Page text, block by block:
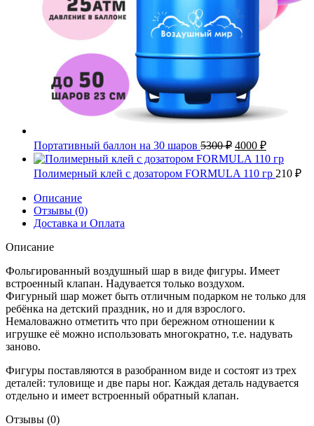
Портативный баллон на 30 шаров 5300₽ Первоначальная
цена
составляла
5300 ₽.
4000 ₽Текущая
цена:
4000 ₽.
Полимерный клей с дозатором FORMULA 110 гр 210 ₽
Описание
Отзывы (0)
Доставка и Оплата
Описание
Фольгированный воздушный шар в виде фигуры. Имеет
встроенный клапан. Надувается только воздухом.
Фигурный шар может быть отличным подарком не только для
ребёнка на детский праздник, но и для взрослого.
Немаловажно отметить что при бережном отношении к
игрушке её можно использовать многократно, т.е. надувать
заново.
Фигуры поставляются в разобранном виде и состоят из трех
деталей: туловище и две пары ног. Каждая деталь надувается
отдельно и имеет встроенный обратный клапан.
Отзывы (0)